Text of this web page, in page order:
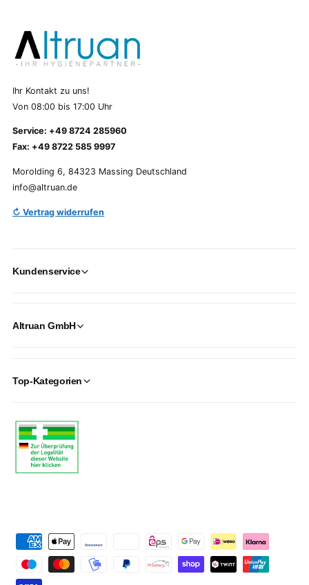
Ihr Kontakt zu uns!
Von 08:00 bis 17:00 Uhr
Service: +49 8724 285960
Fax: +49 8722 585 9997
Morolding 6, 84323 Massing Deutschland
info@altruan.de
↻ Vertrag widerrufen
Kundenservice
Altruan GmbH
Top-Kategorien